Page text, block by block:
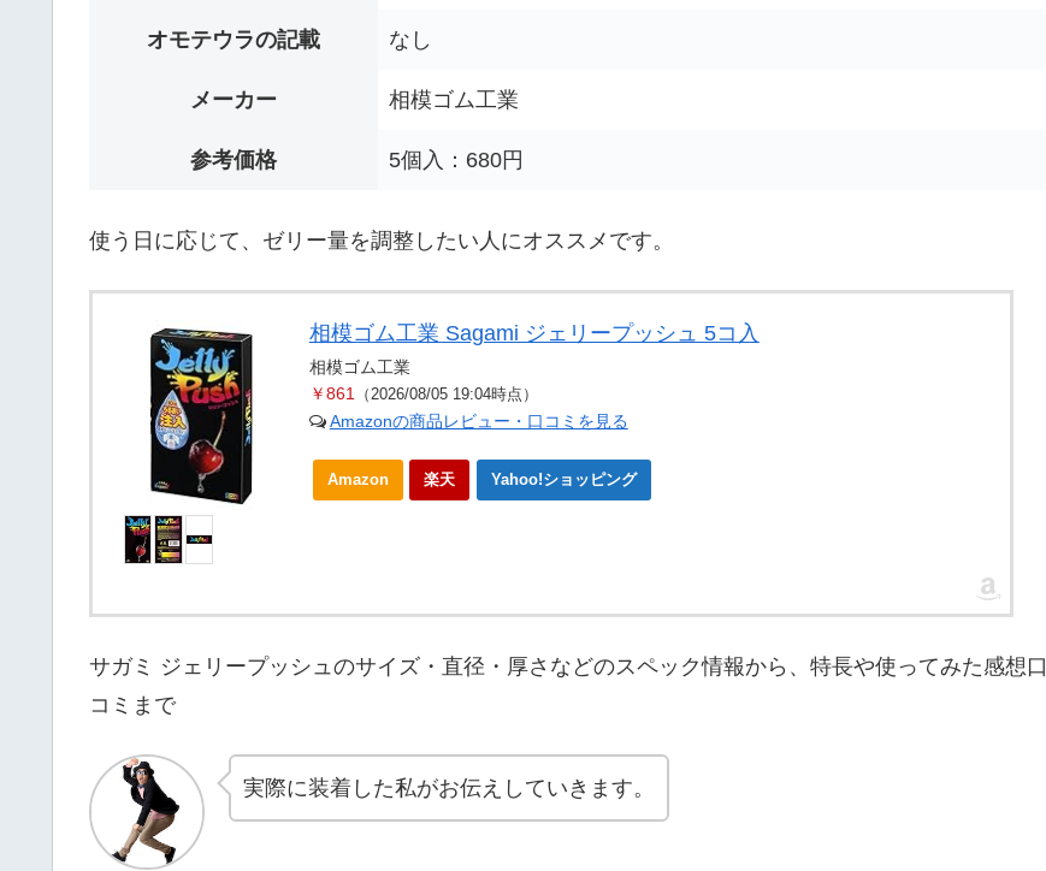
オモテウラの記載 なし
メーカー 相模ゴム工業
参考価格 5個入：680円
使う日に応じて、ゼリー量を調整したい人にオススメです。
相模ゴム工業 Sagami ジェリープッシュ 5コ入
相模ゴム工業
￥861
（2026/08/05 19:04時点）
Amazonの商品レビュー・口コミを見る
Amazon 楽天 Yahoo!ショッピング
サガミ ジェリープッシュのサイズ・直径・厚さなどのスペック情報から、特長や使ってみた感想口
コミまで
実際に装着した私がお伝えしていきます。